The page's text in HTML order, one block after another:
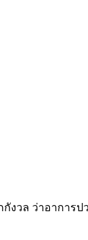
วล ว่าอาการป